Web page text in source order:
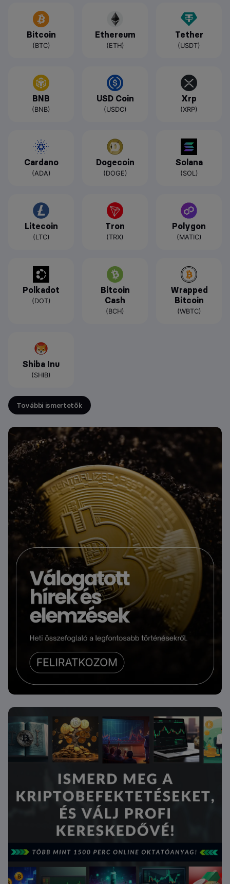
Bitcoin
(BTC)
Ethereum
(ETH)
Tether
(USDT)
BNB
(BNB)
USD Coin
(USDC)
Xrp
(XRP)
Cardano
(ADA)
Dogecoin
(DOGE)
Solana
(SOL)
Litecoin
(LTC)
Tron
(TRX)
Polygon
(MATIC)
Polkadot
(DOT)
Bitcoin
Cash
(BCH)
Wrapped
Bitcoin
(WBTC)
Shiba Inu
(SHIB)
További ismertetők